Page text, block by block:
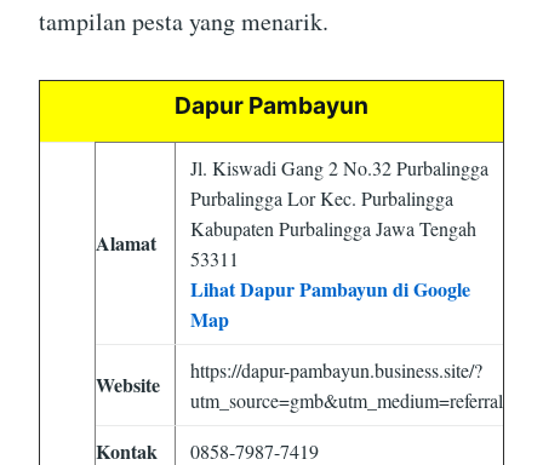
tampilan pesta yang menarik.
Dapur Pambayun
Alamat
Jl. Kiswadi Gang 2 No.32 Purbalingga
Purbalingga Lor Kec. Purbalingga
Kabupaten Purbalingga Jawa Tengah
53311
Lihat Dapur Pambayun di Google
Map
Website
https://dapur-pambayun.business.site/?
utm_source=gmb&utm_medium=referral
Kontak 0858-7987-7419